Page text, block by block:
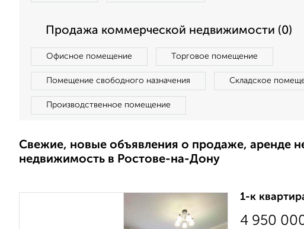
Продажа коммерческой недвижимости (0)
Офисное помещение Торговое помещение
Помещение свободного назначения Складское
Производственное помещение
Свежие, новые объявления о продаже, аренде
недвижимость в Ростове-на-Дону
1-к
4 950